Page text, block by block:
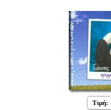
Τιμή: